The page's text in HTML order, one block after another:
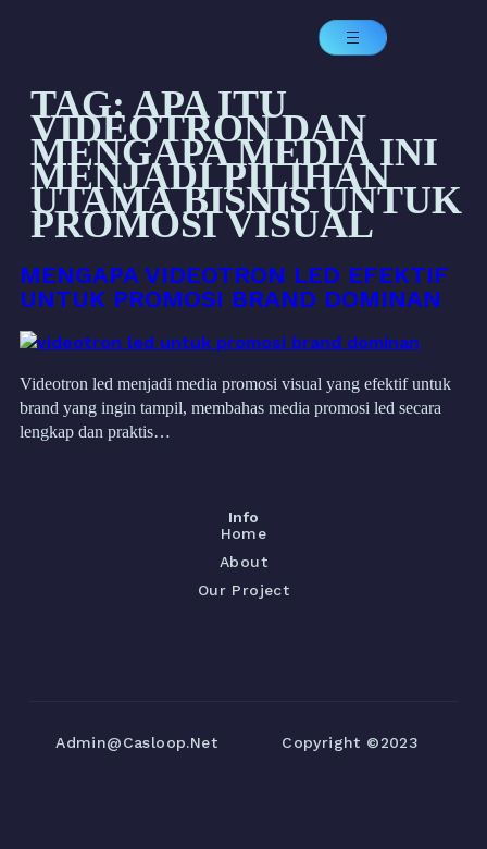
TAG:APA ITU
VIDEOTRON DAN
MENGAPA MEDIA INI
MENJADI PILIHAN
UTAMA BISNIS UNTUK
PROMOSI VISUAL
MENGAPA VIDEOTRON LED EFEKTIF
UNTUK PROMOSI BRAND DOMINAN
Videotron led menjadi media promosi visual yang efektif untuk
brand yang ingin tampil, membahas media promosi led secara
lengkap dan praktis…
Info
Home
About
Our Project
Admin@casloop.net Copyright ©2023